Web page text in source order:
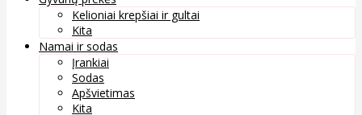
Kelioniai krepšiai ir gultai
Kita
Namai ir sodas
Įrankiai
Sodas
Apšvietimas
Kita